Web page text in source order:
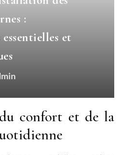
:
et
confort et de la